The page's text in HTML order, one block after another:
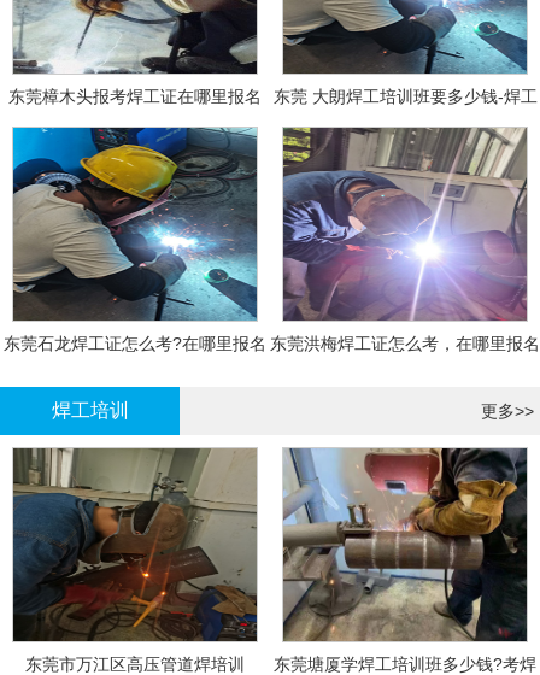
东莞樟木头报考焊工证在哪里报名
东莞 大朗焊工培训班要多少钱-焊工
报名
东莞石龙焊工证怎么考?在哪里报名 东莞洪梅焊工证怎么考，在哪里报名
焊工培训 更多>>
东莞市万江区高压管道焊培训
东莞塘厦学焊工培训班多少钱?考焊